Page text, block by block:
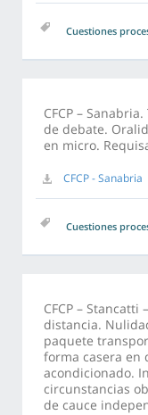
Cuestiones
CFCP –
de debate.
en micro.
CFCP - Sanabria
Cuestiones
CFCP –
distancia.
paquete
forma casera en
acondicionado.
circunstancias
de cauce